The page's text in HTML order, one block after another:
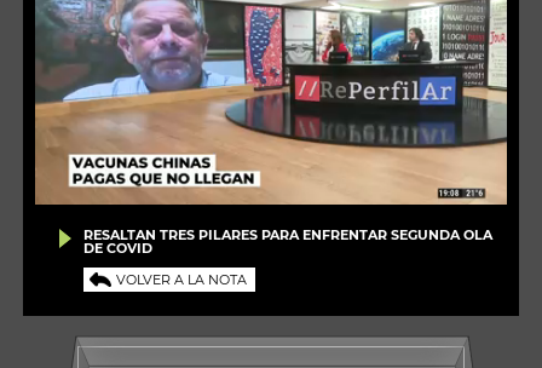
RESALTAN TRES PILARES PARA ENFRENTAR SEGUNDA OLA
DE COVID
VOLVER A LA NOTA